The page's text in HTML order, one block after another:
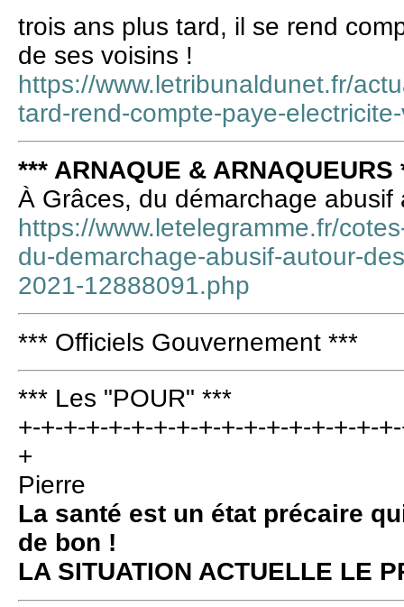
trois ans plus tard, il se rend
de ses voisins !
https://www.letribunaldunet.fr/
tard-rend-compte-paye-
*** ARNAQUE & ARNAQUEURS
À Grâces, du démarchage
https://www.letelegramme.fr/
du-demarchage-abusif-autour-
2021-12888091.php
*** Officiels Gouvernement ***
*** Les "POUR" ***
+-+-+-+-+-+-+-+-+-+-+-+-+-+-+-+-
+
Pierre
La santé est un état précaire
de bon !
LA SITUATION ACTUELLE LE